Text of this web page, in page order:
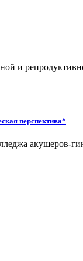
и
перспектива*
акушеров-